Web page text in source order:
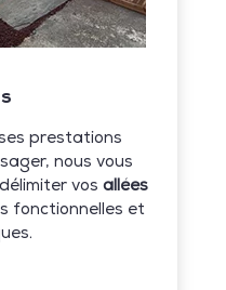
prestations
nous vous
vosallées
fonctionnelles et